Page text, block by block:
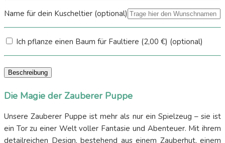
Name für dein Kuscheltier (optional)
Ich pflanze einen Baum für Faultiere (2,00 €) (optional)
Beschreibung
Die Magie der Zauberer Puppe
Unsere Zauberer Puppe ist mehr als nur ein Spielzeug – sie ist
ein Tor zu einer Welt voller Fantasie und Abenteuer. Mit ihrem
detailreichen Design, bestehend aus einem Zauberhut, einem